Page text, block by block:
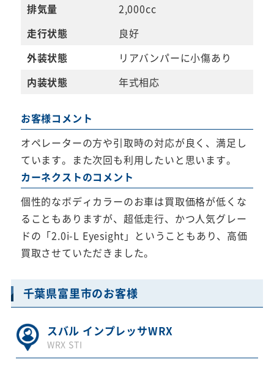
排気量
2,000cc
走行状態
良好
外装状態
リアバンパーに小傷あり
内装状態
年式相応
お客様コメント
オペレーターの方や引取時の対応が良く、満足し
ています。また次回も利用したいと思います。
カーネクストのコメント
個性的なボディカラーのお車は買取価格が低くな
ることもありますが、超低走行、かつ人気グレー
ドの「2.0i-L Eyesight」ということもあり、高価
買取させていただきました。
千葉県富里市のお客様
スバル インプレッサWRX
WRX STI